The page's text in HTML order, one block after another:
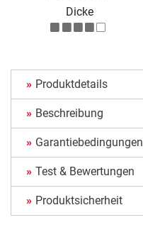
Dicke
Produktdetails
Beschreibung
Garantiebedingungen
Test & Bewertungen
Produktsicherheit